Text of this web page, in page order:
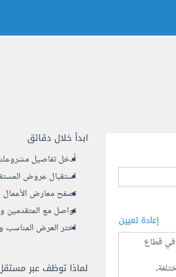
ابدأ خلال دقائق
أدخل تفاصيل
استقبال عروض
تصفح معارض الأعمال
تواصل مع
اختر العرض المناسب
لماذا توظف عبر
إعادة تعيين